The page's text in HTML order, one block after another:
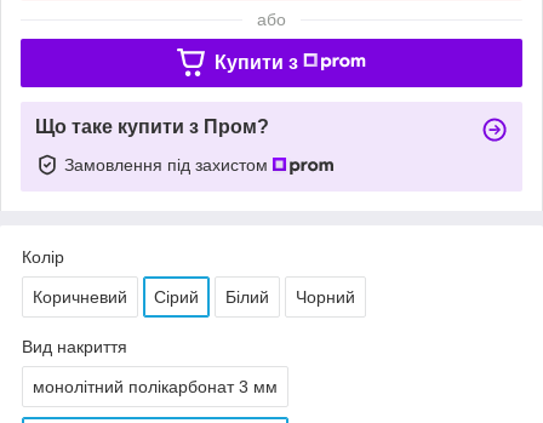
або
Купити з
Що таке купити з Пром?
Замовлення під захистом
Колір
Коричневий Сірий Білий Чорний
Вид накриття
монолітний полікарбонат 3 мм